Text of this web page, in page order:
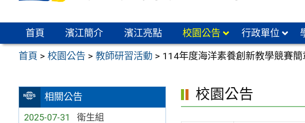
區
首頁 濱江簡介 濱江亮點 校園公告 行政單位
首頁 >校園公告 >教師研習活動 > 114年度海洋素養創新教學競賽簡
相關公告
2025-07-31 衛生組
校園公告